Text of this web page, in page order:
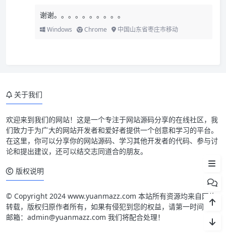
谢谢。。。。。。。。。。
Windows Chrome 中国山东省枣庄市移动
文件下载
关于我们
欢迎来到我们的网站！这是一个专注于网站源码分享的在线社区，我
们致力于为广大的网站开发者和爱好者提供一个创意和学习的平台。
在这里，你可以分享你的网站源码、学习其他开发者的代码、参与讨
论和提出建议，还可以结交志同道合的朋友。
版权说明
© Copyright 2024 www.yuanmazz.com 本站所有资源均来自网络
转载，版权归原作者所有，如果有侵犯到您的权益，请第一时间联系
邮箱：admin@yuanmazz.com 我们将配合处理！